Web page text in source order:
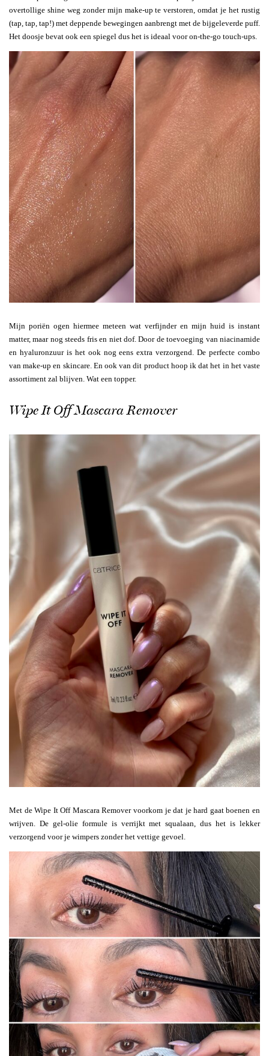
overtollige shine weg zonder mijn make-up te verstoren, omdat je het rustig
(tap, tap, tap!) met deppende bewegingen aanbrengt met de bijgeleverde puff.
Het doosje bevat ook een spiegel dus het is ideaal voor on-the-go touch-ups.
Mijn poriën ogen hiermee meteen wat verfijnder en mijn huid is instant
matter, maar nog steeds fris en niet dof. Door de toevoeging van niacinamide
en hyaluronzuur is het ook nog eens extra verzorgend. De perfecte combo
van make-up en skincare. En ook van dit product hoop ik dat het in het vaste
assortiment zal blijven. Wat een topper.
Wipe It Off Mascara Remover
Met de Wipe It Off Mascara Remover voorkom je dat je hard gaat boenen en
wrijven. De gel-olie formule is verrijkt met squalaan, dus het is lekker
verzorgend voor je wimpers zonder het vettige gevoel.